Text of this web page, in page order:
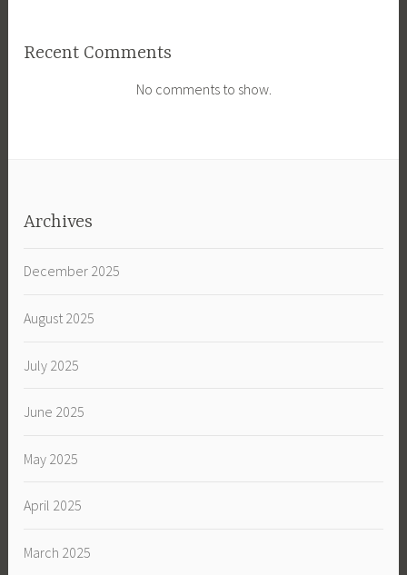
Recent Comments
No comments to show.
Archives
December 2025
August 2025
July 2025
June 2025
May 2025
April 2025
March 2025